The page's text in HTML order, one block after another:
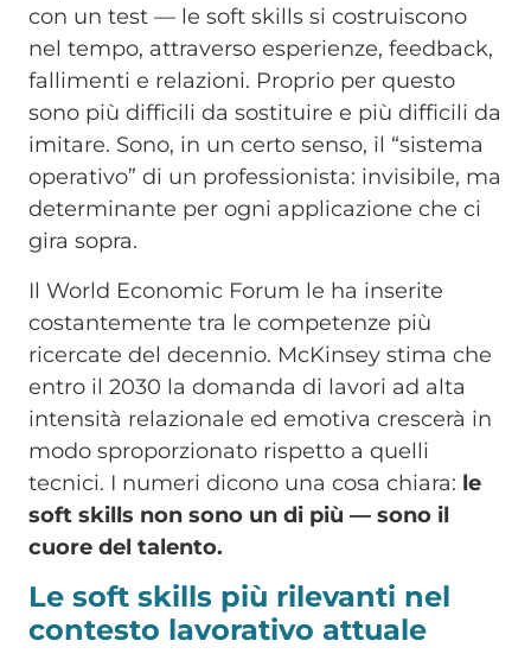
con un test — le soft skills si costruiscono
nel tempo, attraverso esperienze, feedback,
fallimenti e relazioni. Proprio per questo
sono più difficili da sostituire e più difficili da
imitare. Sono, in un certo senso, il “sistema
operativo” di un professionista: invisibile, ma
determinante per ogni applicazione che ci
gira sopra.
Il World Economic Forum le ha inserite
costantemente tra le competenze più
ricercate del decennio. McKinsey stima che
entro il 2030 la domanda di lavori ad alta
intensità relazionale ed emotiva crescerà in
modo sproporzionato rispetto a quelli
tecnici. I numeri dicono una cosa chiara: le
soft skills non sono un di più — sono il
cuore del talento.
Le soft skills più rilevanti nel
contesto lavorativo attuale